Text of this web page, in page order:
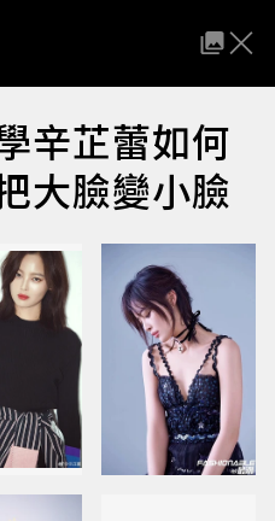
辛芷蕾如何
大臉變小臉